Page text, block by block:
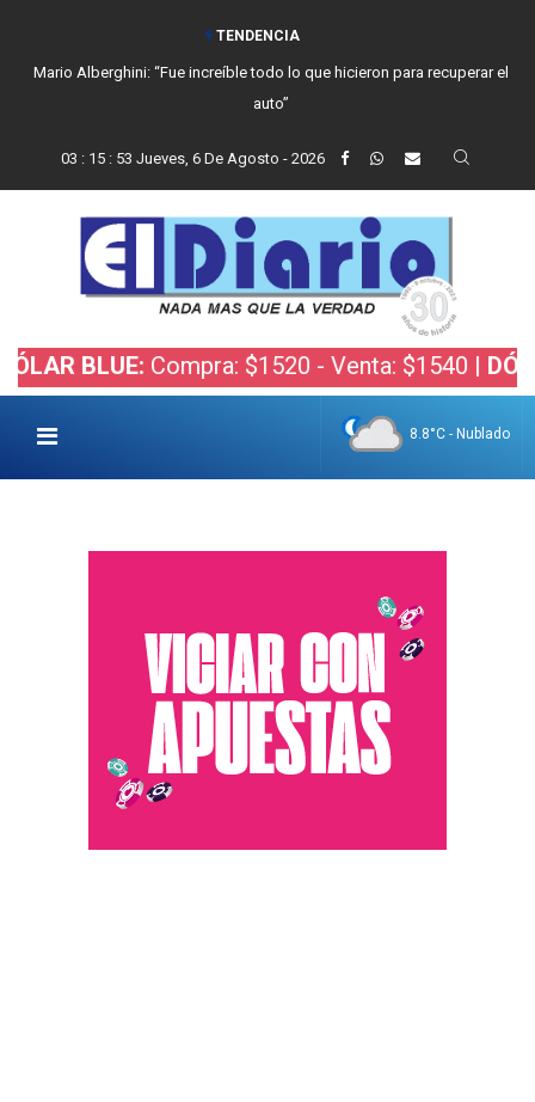
TENDENCIA
Mario Alberghini: “Fue increíble todo lo que hicieron para recuperar el
auto”
03 : 15: 54 Jueves, 6 De Agosto - 2026
BLUE:Compra: $1520 - Venta: $1540 |DÓLAR
8.8°C - Nublado